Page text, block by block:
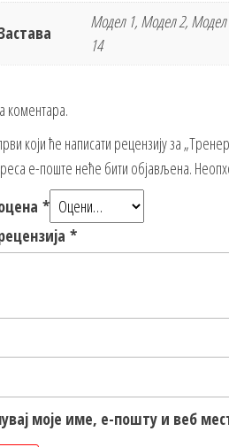
Модел 1, Модел 2,
14
коментара.
који ће написати рецензију за
е-поште неће бити објављена.
*
*
моје име, е-пошту и веб